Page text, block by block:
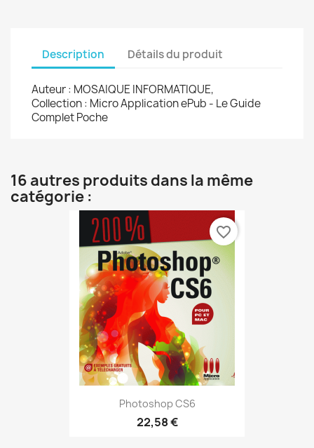
Description Détails du produit
Auteur : MOSAIQUE INFORMATIQUE,
Collection : Micro Application ePub - Le Guide
Complet Poche
16 autres produits dans la même
catégorie :
Photoshop CS6
22,58 €
favorite_border